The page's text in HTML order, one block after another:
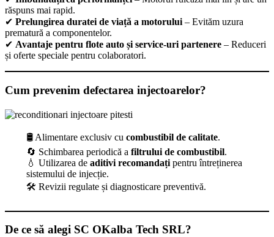
răspuns mai rapid.
✔ Prelungirea duratei de viață a motorului – Evităm uzura
prematură a componentelor.
✔ Avantaje pentru flote auto și service-uri partenere – Reduceri
și oferte speciale pentru colaboratori.
Cum prevenim defectarea injectoarelor?
🛢 Alimentare exclusiv cu combustibil de calitate.
🔄 Schimbarea periodică a filtrului de combustibil.
💧 Utilizarea de aditivi recomandațipentru întreținerea
sistemului de injecție.
🛠 Revizii regulate și diagnosticare preventivă.
De ce să alegi SC OKalba Tech SRL?